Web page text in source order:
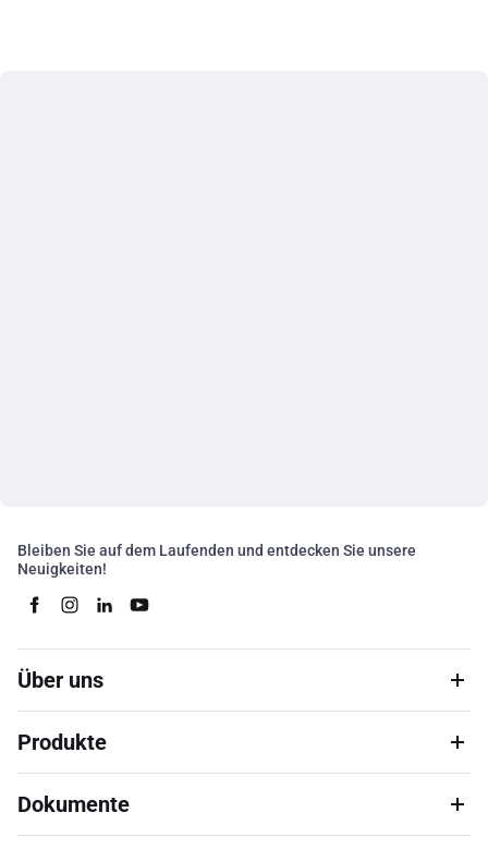
Bleiben Sie auf dem Laufenden und entdecken Sie unsere
Neuigkeiten!
Über uns
Produkte
Dokumente